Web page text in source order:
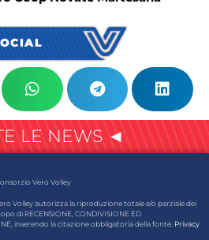
LE NEWS ◄
Vero Volley
Volley autorizza la riproduzione totale e/o parziale dei
di RECENSIONE, CONDIVISIONE ED
inserendo la citazione obbligatoria della fonte. Privacy